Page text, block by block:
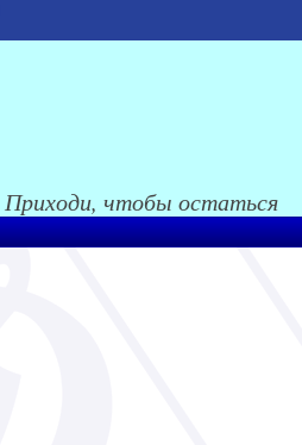
Приходи, чтобы остаться